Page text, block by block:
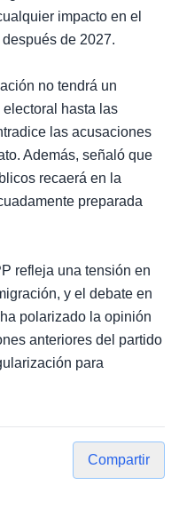
impacto en el
de 2027.
no tendrá un
hasta las
las acusaciones
Además, señaló que
recaerá en la
preparada
refleja una tensión en
y el debate en
polarizado la opinión
anteriores del partido
para
Compartir